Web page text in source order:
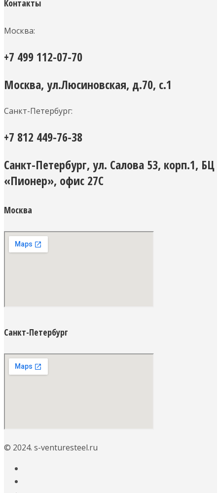
Контакты
Москва:
+7 499 112-07-70
Москва, ул.Люсиновская, д.70, с.1
Санкт-Петербург:
+7 812 449-76-38
Санкт-Петербург, ул. Салова 53, корп.1, БЦ
«Пионер», офис 27С
Москва
Санкт-Петербург
© 2024. s-venturesteel.ru